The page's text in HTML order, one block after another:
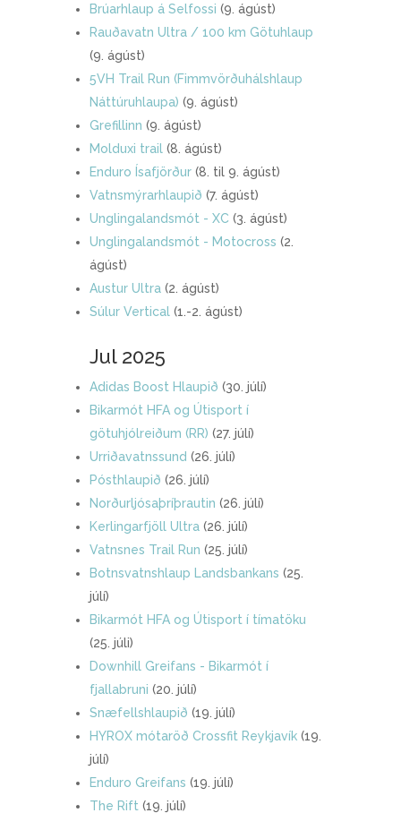
Brúarhlaup á Selfossi (9. ágúst)
Rauðavatn Ultra / 100 km Götuhlaup
(9. ágúst)
5VH Trail Run (Fimmvörðuhálshlaup
Náttúruhlaupa) (9. ágúst)
Grefillinn (9. ágúst)
Molduxi trail (8. ágúst)
Enduro Ísafjörður (8. til 9. ágúst)
Vatnsmýrarhlaupið (7. ágúst)
Unglingalandsmót - XC (3. ágúst)
Unglingalandsmót - Motocross (2.
ágúst)
Austur Ultra (2. ágúst)
Súlur Vertical (1.-2. ágúst)
Jul 2025
Adidas Boost Hlaupið (30. júlí)
Bikarmót HFA og Útisport í
götuhjólreiðum (RR) (27. júlí)
Urriðavatnssund (26. júlí)
Pósthlaupið (26. júlí)
Norðurljósaþríþrautin (26. júlí)
Kerlingarfjöll Ultra (26. júlí)
Vatnsnes Trail Run (25. júlí)
Botnsvatnshlaup Landsbankans (25.
júlí)
Bikarmót HFA og Útisport í tímatöku
(25. júli)
Downhill Greifans - Bikarmót í
fjallabruni (20. júlí)
Snæfellshlaupið (19. júlí)
HYROX mótaröð Crossfit Reykjavík (19.
júlí)
Enduro Greifans (19. júlí)
The Rift (19. júlí)